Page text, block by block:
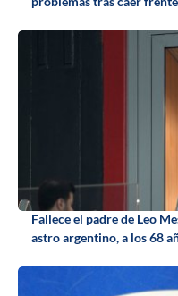
Fallece el padre de Leo
astro argentino, a los 68